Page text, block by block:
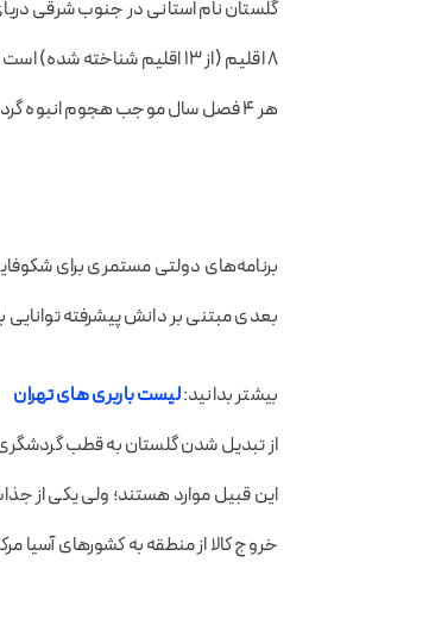
۸ اقلیم (از ۱۳ اقلیم
هر ۴ فصل سال موجب هجوم انبوه گردشگران می‌شود.
برنامه‌های دولتی مستمری برای
بعدی مبتنی بر دانش پیشرفته توانایی
بیشتر بدانید:لیست باربری های تهران
از تبدیل شدن گلستان به قطب
این قبیل موارد هستند؛ ولی یکی از
خروج کالا از منطقه به کشورهای آسیا